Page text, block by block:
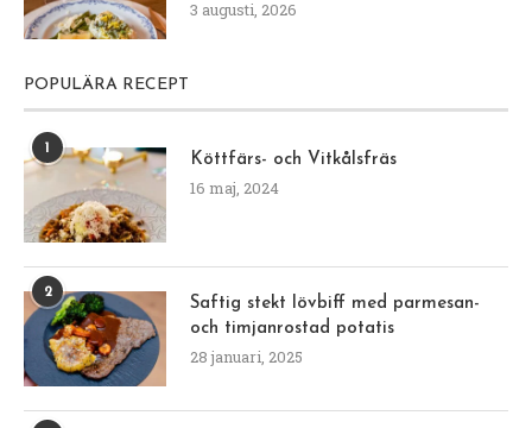
3 augusti, 2026
POPULÄRA RECEPT
1
Köttfärs- och Vitkålsfräs
16 maj, 2024
2
Saftig stekt lövbiff med parmesan-
och timjanrostad potatis
28 januari, 2025